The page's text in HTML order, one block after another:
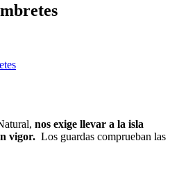
nos exige llevar a la isla
vigor. Los guardas comprueban las